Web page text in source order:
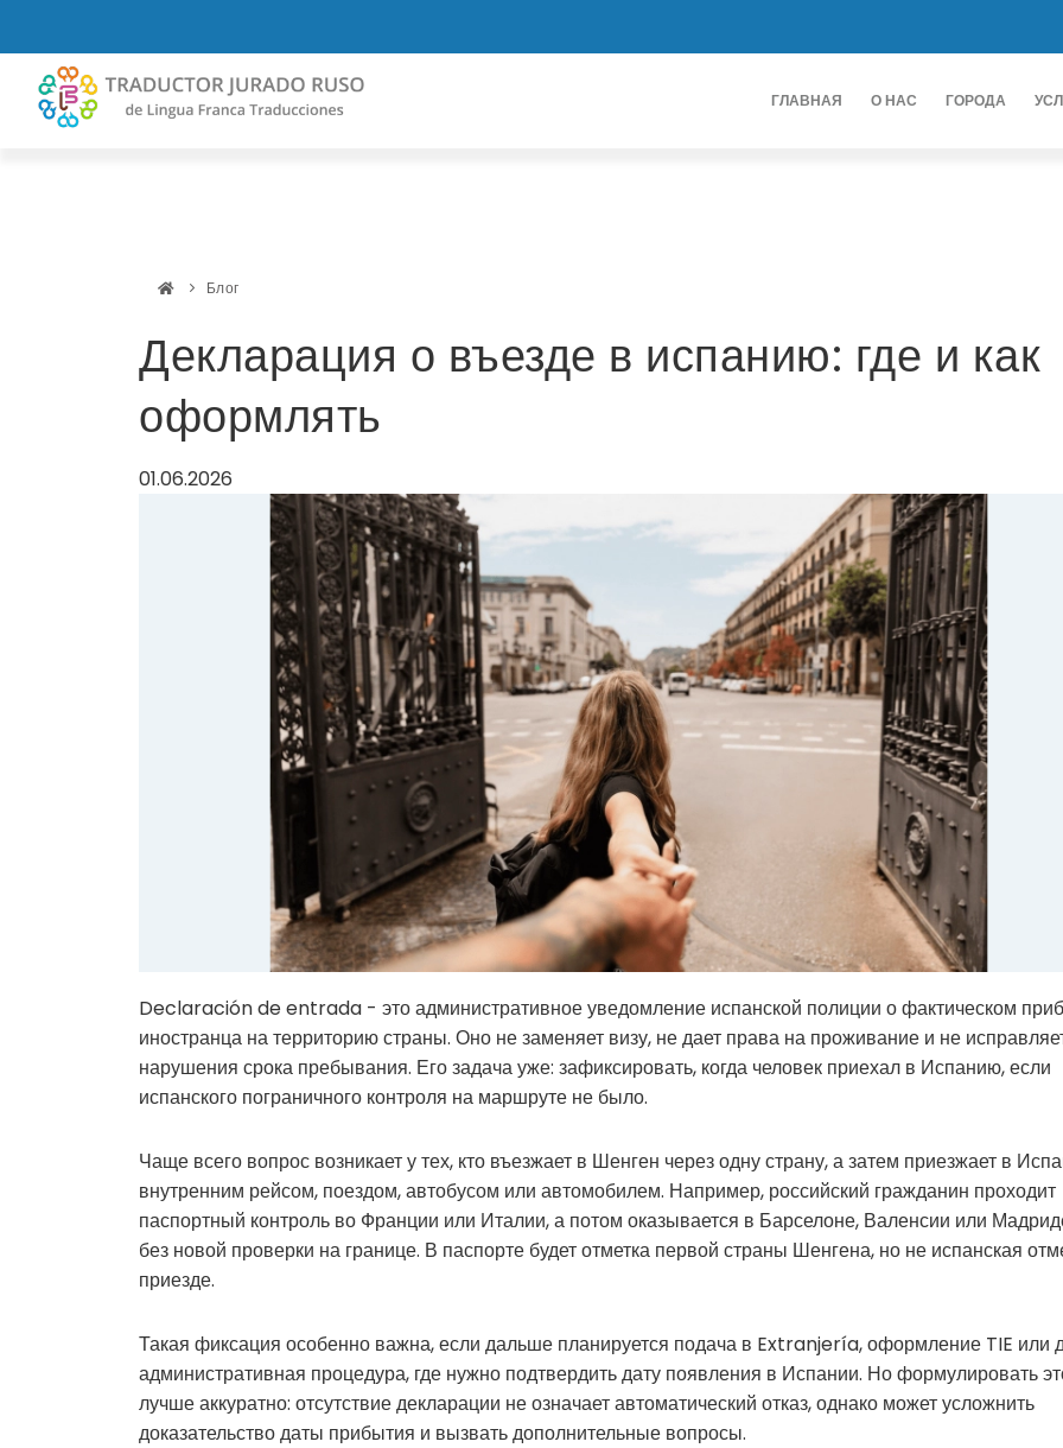
ГЛАВНАЯ О НАС ГОРОДА
Блог
Декларация о въезде в испанию: где и как
оформлять
01.06.2026
Declaración de entrada - это административное уведомление испанской полиции о фактическом
иностранца на территорию страны. Оно не заменяет визу, не дает права на проживание и не
нарушения срока пребывания. Его задача уже: зафиксировать, когда человек приехал в Испанию, если
испанского пограничного контроля на маршруте не было.
Чаще всего вопрос возникает у тех, кто въезжает в Шенген через одну страну, а затем приезжает в
внутренним рейсом, поездом, автобусом или автомобилем. Например, российский гражданин проходит
паспортный контроль во Франции или Италии, а потом оказывается в Барселоне, Валенсии или
без новой проверки на границе. В паспорте будет отметка первой страны Шенгена, но не испанская
приезде.
Такая фиксация особенно важна, если дальше планируется подача в Extranjería, оформление TIE или
административная процедура, где нужно подтвердить дату появления в Испании. Но формулировать
лучше аккуратно: отсутствие декларации не означает автоматический отказ, однако может усложнить
доказательство даты прибытия и вызвать дополнительные вопросы.